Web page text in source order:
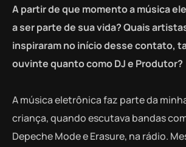
A partir de que momento a música
a ser parte de sua vida? Quais
inspiraram no início desse contato,
ouvinte quanto como DJ e Produtor?
A música eletrônica faz parte da
criança, quando escutava bandas
Depeche Mode e Erasure, na rádio.